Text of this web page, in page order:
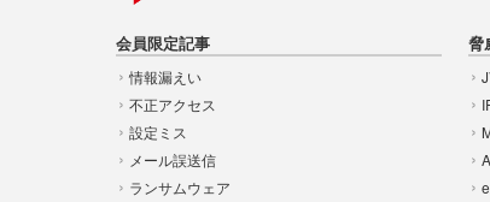
会員限定記事
情報漏えい
不正アクセス
設定ミス
メール誤送信
ランサムウェア
脅